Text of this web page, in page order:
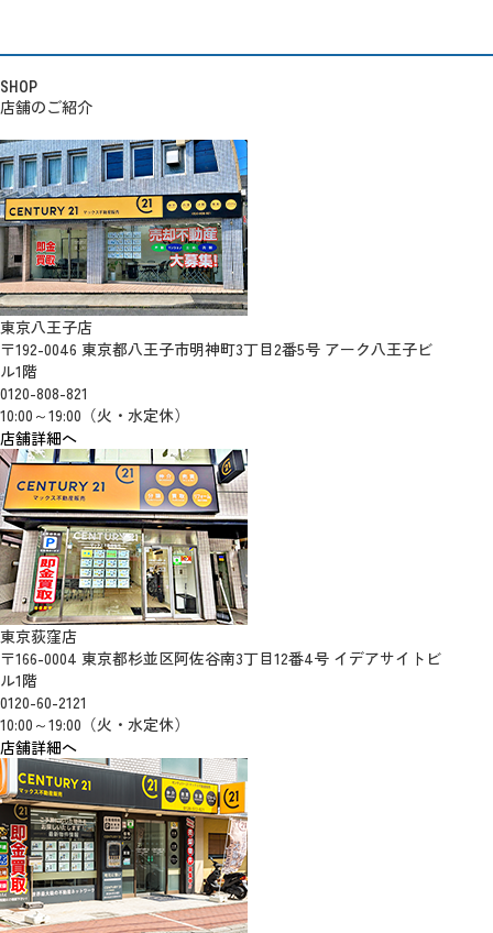
SHOP
店舗のご紹介
東京八王子店
〒192-0046 東京都八王子市明神町3丁目2番5号 アーク八王子ビ
ル1階
0120-808-821
10:00～19:00（火・水定休）
店舗詳細へ
東京荻窪店
〒166-0004 東京都杉並区阿佐谷南3丁目12番4号 イデアサイトビ
ル1階
0120-60-2121
10:00～19:00（火・水定休）
店舗詳細へ